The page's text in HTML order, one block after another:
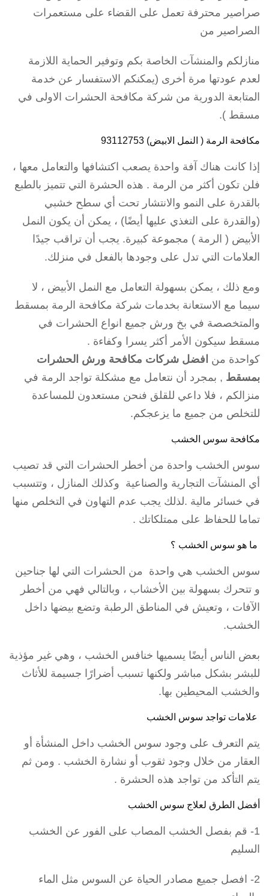
صراصير محترفة تعمل على القضاء على مستعمرات
الصراصير من
منازلكم والمنشآت الخاصة بكم وتوفير الحماية اللازمة
لعدم عودتها مرة أخرى (يمكنكم الاستفسار عن خدمة
المتابعة الدورية من شركة مكافحة الحشرات الاولى في
مسقط ).
مكافحة الرمة ( النمل الابيض) 93112753
إذا كانت هناك آفة واحدة يصعب اكتشافها والتعامل معها ،
فلن تكون أكثر من الرمة . هذه الحشرة التي تتميز بالطبع
بالقدرة على النمو والانتشار تحت أي سطح خشبي
(والقدرة على التغذي عليها أيضًا) ، يمكن أن يكون النمل
الأبيض ( الرمة ) مجموعة كبيرة. يجب أن تراقب جيدًا
العلامات التي تدل على وجودها بالفعل في منزلك.
ومع ذلك ، يمكن بسهولة التعامل مع النمل الأبيض ، لا
سيما مع الاستعانة بخدمات شركة مكافحة الرمة بمسقط
والمتخصصة في بخ ورش جميع انواع الحشرات في
مسقط سيكون الأمر أكثر يسرا وكفاءة .
كواحدة من افضل شركات مكافحة ورش الحشرات
بمسقط , بمجرد أن نتعامل مع مشكلة تواجد الرمة في
منزالكم ، فلا داعي للقلق فنحن مستعدون للمساعدة
للتخلص من جميع ما يزعجكم.
مكافحة سوس الخشب
سوس الخشب واحدة من أخطر الحشرات التي قد تصيب
أي المنشآت التجارية والصناعية وكذلك المنازل ، وتتسبب
في خسائر مالية .لذلك يجب عدم التهاون في التخلص منها
تماما للحفاظ على ممتلكاتك .
ما هو سوس الخشب ؟
سوس الخشب هي واحدة من الحشرات التي لها جناحين
و تتحرك بسهولة بين الأخشاب ، وبالتالي فهي من أخطر
الآفات ، وتعيش في المناطق الرطبة وتضع بيضها داخل
الخشب.
بعض الناس أيضًا يسميها خنافس الخشب ، وهي غير مؤذية
للبشر بشكل مباشر ولكنها تسبب أضرارًا جسيمة للأثاث
والخشب المحيطين بها.
علامات تواجد سوس الخشب
يتم التعرف على وجود سوس الخشب داخل المنشأة أو
العقار من خلال وجود ثقوب أو نشارة الخشب . ومن ثم
يتم التأكد من تواجد هذه الحشرة .
أفضل الطرق لعلاج سوس الخشب
1- قم بفصل الخشب المصاب على الفور عن الخشب
السليم
2- افصل جميع مصادر الحياة عن السوس مثل الماء